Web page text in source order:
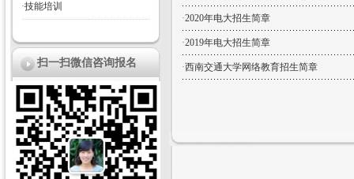
·技能培训
扫一扫微信咨询报名
·2020年电大招生简章
·2019年电大招生简章
·西南交通大学网络教育招生简章